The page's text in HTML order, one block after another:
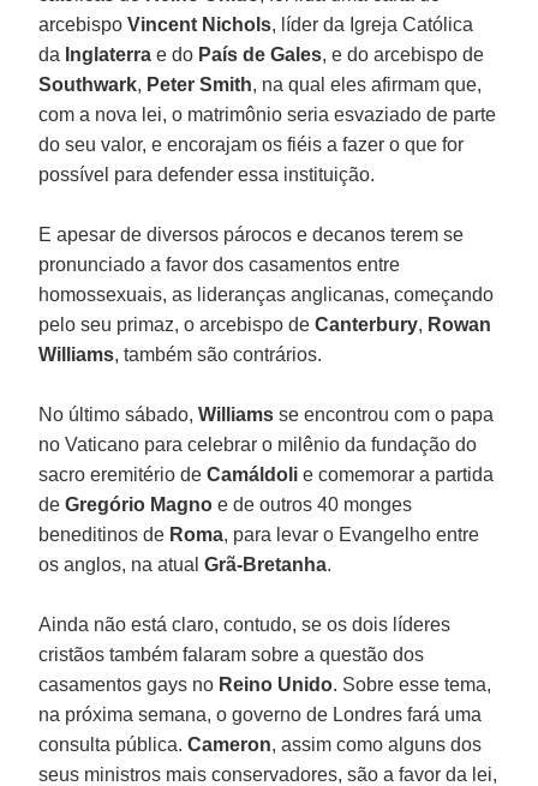
arcebispoVincent Nichols, líder da Igreja Católica
da Inglaterrae do País de Gales, e do arcebispo de
Southwark, Peter Smith, na qual eles afirmam que,
com a nova lei, o matrimônio seria esvaziado de parte
do seu valor, e encorajam os fiéis a fazer o que for
possível para defender essa instituição.
E apesar de diversos párocos e decanos terem se
pronunciado a favor dos casamentos entre
homossexuais, as lideranças anglicanas, começando
pelo seu primaz, o arcebispo deCanterbury, Rowan
Williams, também são contrários.
No último sábado,Williamsse encontrou com o papa
no Vaticano para celebrar o milênio da fundação do
sacro eremitério deCamáldolie comemorar a partida
deGregório Magnoe de outros 40 monges
beneditinos de Roma, para levar o Evangelho entre
os anglos, na atualGrã-Bretanha.
Ainda não está claro, contudo, se os dois líderes
cristãos também falaram sobre a questão dos
casamentos gays no Reino Unido. Sobre esse tema,
na próxima semana, o governo de Londres fará uma
consulta pública.Cameron, assim como alguns dos
seus ministros mais conservadores, são a favor da lei,